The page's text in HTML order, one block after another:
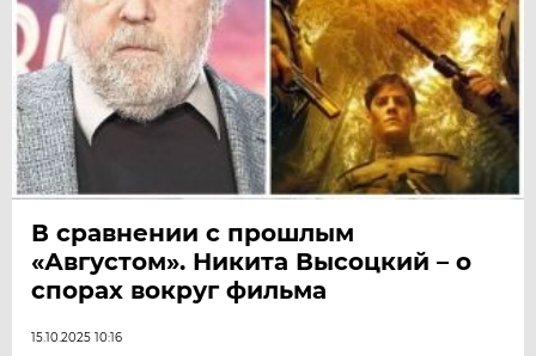
В сравнении с прошлым
«Августом». Никита Высоцкий – о
спорах вокруг фильма
15.10.2025 10:16